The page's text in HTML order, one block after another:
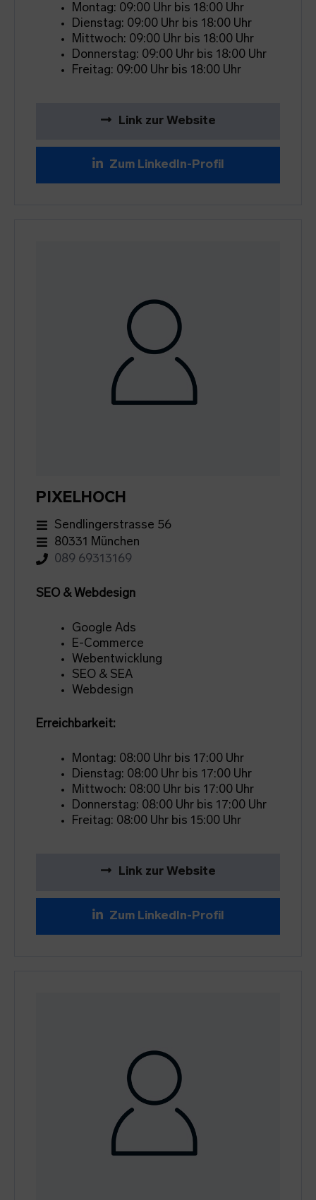
Montag: 09:00 Uhr bis 18:00 Uhr
Dienstag: 09:00 Uhr bis 18:00 Uhr
Mittwoch: 09:00 Uhr bis 18:00 Uhr
Donnerstag: 09:00 Uhr bis 18:00 Uhr
Freitag: 09:00 Uhr bis 18:00 Uhr
Link zur Website
Zum LinkedIn-Profil
PIXELHOCH
Sendlingerstrasse 56
80331 München
089 69313169
SEO & Webdesign
Google Ads
E-Commerce
Webentwicklung
SEO & SEA
Webdesign
Erreichbarkeit:
Montag: 08:00 Uhr bis 17:00 Uhr
Dienstag: 08:00 Uhr bis 17:00 Uhr
Mittwoch: 08:00 Uhr bis 17:00 Uhr
Donnerstag: 08:00 Uhr bis 17:00 Uhr
Freitag: 08:00 Uhr bis 15:00 Uhr
Link zur Website
Zum LinkedIn-Profil